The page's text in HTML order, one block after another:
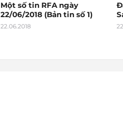
Một số tin RFA ngày
22/06/2018 (Bản tin số 1)
22.06.2018